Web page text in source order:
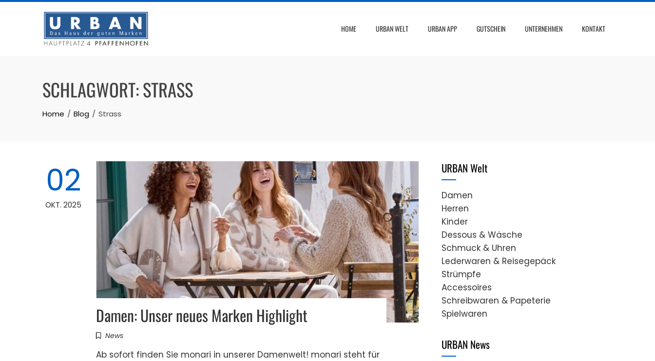
Skip
HOME URBAN WELT URBAN APP GUTSCHEIN UNTERNEHMEN KONTAKT
SCHLAGWORT:STRASS
Home Blog Strass
02
OKT. 2025
Damen: Unser neues Marken Highlight
News
Ab sofort finden Sie monari in unserer Damenwelt! monari steht für
URBAN Welt
Damen
Herren
Kinder
Dessous & Wäsche
Schmuck & Uhren
Lederwaren & Reisegepäck
Strümpfe
Accessoires
Schreibwaren & Papeterie
Spielwaren
URBAN News